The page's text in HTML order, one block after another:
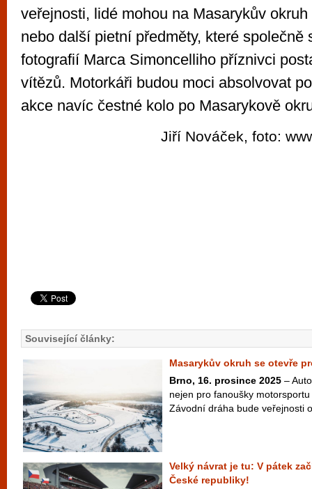
veřejnosti, lidé mohou na Masarykův
nebo další pietní předměty, které společně
fotografií Marca Simoncelliho příznivci
vítězů. Motorkáři budou moci absolvovat
akce navíc čestné kolo po Masarykově
Jiří Nováček, foto:
Související články:
Masarykův okruh se otevře
Brno, 16. prosince 2025 –
nejen pro fanoušky
Závodní dráha bude veřejnosti
Velký návrat je tu: V pátek
České republiky!